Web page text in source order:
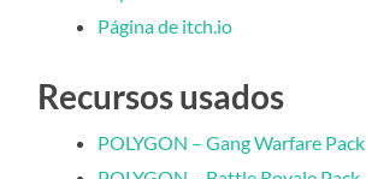
Página de itch.io
Recursos usados
POLYGON – Gang Warfare Pack